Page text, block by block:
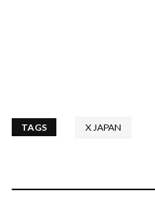
TAGS X JAPAN